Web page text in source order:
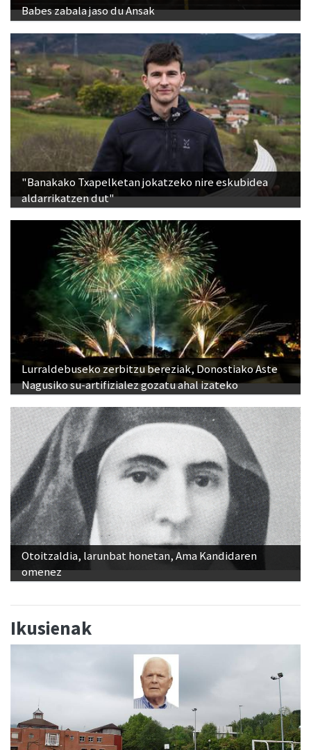
Babes zabala jaso du Ansak
"Banakako Txapelketan jokatzeko nire eskubidea
aldarrikatzen dut"
Lurraldebuseko zerbitzu bereziak, Donostiako Aste
Nagusiko su-artifizialez gozatu ahal izateko
Otoitzaldia, larunbat honetan, Ama Kandidaren
omenez
Ikusienak